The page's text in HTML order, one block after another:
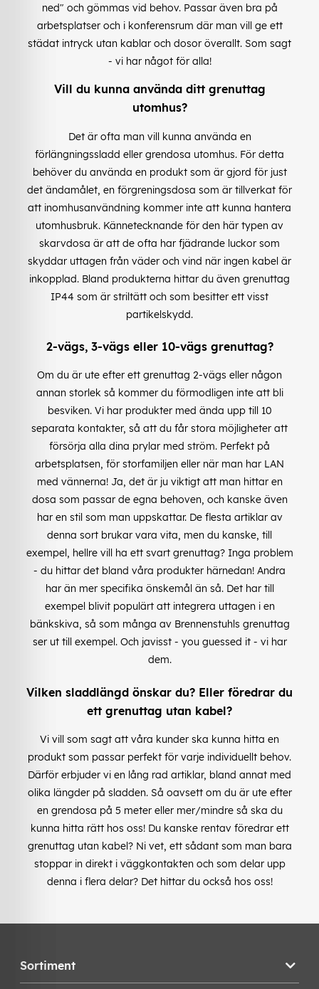
ned" och gömmas vid behov. Passar även bra på
arbetsplatser och i konferensrum där man vill ge ett
städat intryck utan kablar och dosor överallt. Som sagt
- vi har något för alla!
Vill du kunna använda ditt grenuttag
utomhus?
Det är ofta man vill kunna använda en
förlängningssladd eller grendosa utomhus. För detta
behöver du använda en produkt som är gjord för just
det ändamålet, en förgreningsdosa som är tillverkat för
att inomhusanvändning kommer inte att kunna hantera
utomhusbruk. Kännetecknande för den här typen av
skarvdosa är att de ofta har fjädrande luckor som
skyddar uttagen från väder och vind när ingen kabel är
inkopplad. Bland produkterna hittar du även grenuttag
IP44 som är striltätt och som besitter ett visst
partikelskydd.
2-vägs, 3-vägs eller 10-vägs grenuttag?
Om du är ute efter ett grenuttag 2-vägs eller någon
annan storlek så kommer du förmodligen inte att bli
besviken. Vi har produkter med ända upp till 10
separata kontakter, så att du får stora möjligheter att
försörja alla dina prylar med ström. Perfekt på
arbetsplatsen, för storfamiljen eller när man har LAN
med vännerna! Ja, det är ju viktigt att man hittar en
dosa som passar de egna behoven, och kanske även
har en stil som man uppskattar. De flesta artiklar av
denna sort brukar vara vita, men du kanske, till
exempel, hellre vill ha ett svart grenuttag? Inga problem
- du hittar det bland våra produkter härnedan! Andra
har än mer specifika önskemål än så. Det har till
exempel blivit populärt att integrera uttagen i en
bänkskiva, så som många av Brennenstuhls grenuttag
ser ut till exempel. Och javisst - you guessed it - vi har
dem.
Vilken sladdlängd önskar du? Eller föredrar du
ett grenuttag utan kabel?
Vi vill som sagt att våra kunder ska kunna hitta en
produkt som passar perfekt för varje individuellt behov.
Därför erbjuder vi en lång rad artiklar, bland annat med
olika längder på sladden. Så oavsett om du är ute efter
en grendosa på 5 meter eller mer/mindre så ska du
kunna hitta rätt hos oss! Du kanske rentav föredrar ett
grenuttag utan kabel? Ni vet, ett sådant som man bara
stoppar in direkt i väggkontakten och som delar upp
denna i flera delar? Det hittar du också hos oss!
Sortiment